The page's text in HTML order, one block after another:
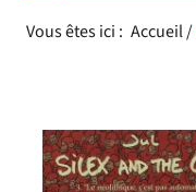
Vous êtes ici : Accueil/